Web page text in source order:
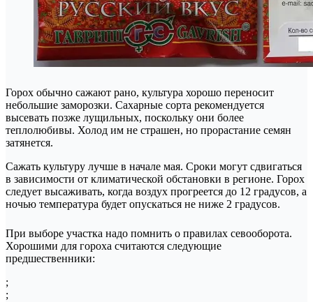
Горох обычно сажают рано, культура хорошо переносит
небольшие заморозки. Сахарные сорта рекомендуется
высевать позже лущильных, поскольку они более
теплолюбивы. Холод им не страшен, но прорастание семян
затянется.
Сажать культуру лучше в начале мая. Сроки могут сдвигаться
в зависимости от климатической обстановки в регионе. Горох
следует высаживать, когда воздух прогреется до 12 градусов, а
ночью температура будет опускаться не ниже 2 градусов.
При выборе участка надо помнить о правилах севооборота.
Хорошими для гороха считаются следующие
предшественники:
;
;